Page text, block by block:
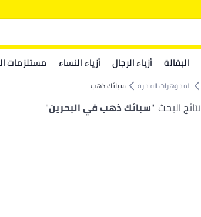
البقالة أزياء الرجال أزياء النساء مستلزمات
المجوهرات الفاخرة سبائك ذهب
"سبائك ذهب في البحرين"